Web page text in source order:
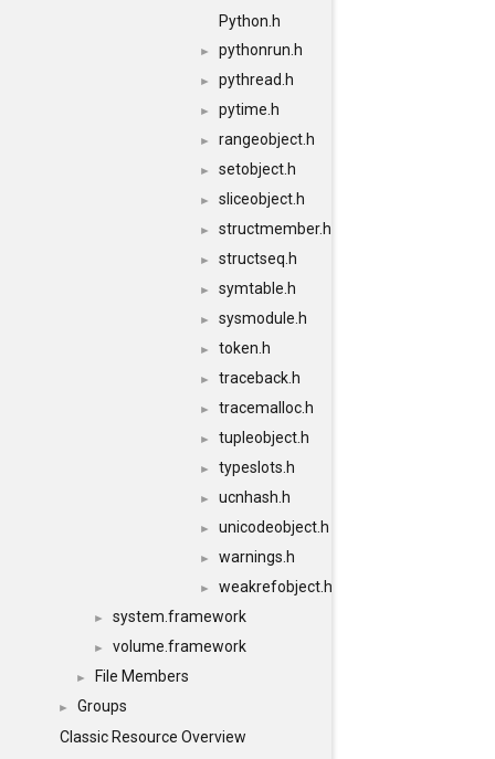
Python.h
► pythonrun.h
► pythread.h
► pytime.h
► rangeobject.h
► setobject.h
► sliceobject.h
► structmember.h
► structseq.h
► symtable.h
► sysmodule.h
► token.h
► traceback.h
► tracemalloc.h
► tupleobject.h
► typeslots.h
► ucnhash.h
► unicodeobject.h
► warnings.h
► weakrefobject.h
► system.framework
► volume.framework
► File Members
►
Groups
Classic Resource Overview